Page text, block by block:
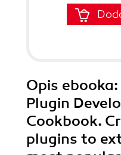
Opis ebooka
Plugin
Cookbook.
plugins to